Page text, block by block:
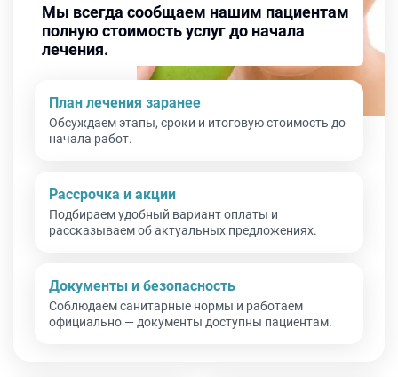
Мы всегда сообщаем нашим пациентам
полную стоимость услуг до начала
лечения.
План лечения заранее
Обсуждаем этапы, сроки и итоговую стоимость до
начала работ.
Рассрочка и акции
Подбираем удобный вариант оплаты и
рассказываем об актуальных предложениях.
Документы и безопасность
Соблюдаем санитарные нормы и работаем
официально — документы доступны пациентам.